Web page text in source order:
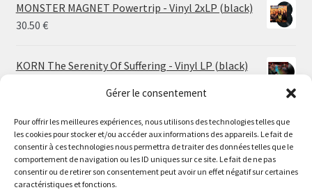
Gérer le consentement
Pour offrir les meilleures expériences, nous utilisons des technologies telles que
les cookies pour stocker et/ou accéder aux informations des appareils. Le fait de
consentir à ces technologies nous permettra de traiter des données telles que le
comportement de navigation ou les ID uniques sur ce site. Le fait de ne pas
consentir ou de retirer son consentement peut avoir un effet négatif sur certaines
caractéristiques et fonctions.
Le magasin de Lyon sera fermé du 30 juillet au 17 août
inclus. Les commandes seront expédiées à partir du 18
MONSTER MAGNET Powertrip - Vinyl 2xLP (black)
30.50 €
KORN The Serenity Of Suffering - Vinyl LP (black)
HO99O9 Tomorrow We Escape - Vinyl LP (picture
disc)
25.00€